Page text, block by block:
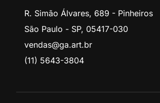
R. Simão Álvares, 689 - Pinheiros
São Paulo - SP, 05417-030
vendas@ga.art.br
(11) 5643-3804